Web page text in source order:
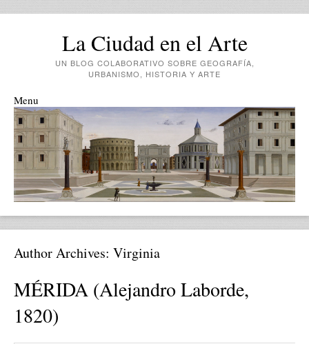
La Ciudad en el Arte
UN BLOG COLABORATIVO SOBRE GEOGRAFÍA,
URBANISMO, HISTORIA Y ARTE
Menu
Skip to content
Author Archives: Virginia
MÉRIDA (Alejandro Laborde,
1820)